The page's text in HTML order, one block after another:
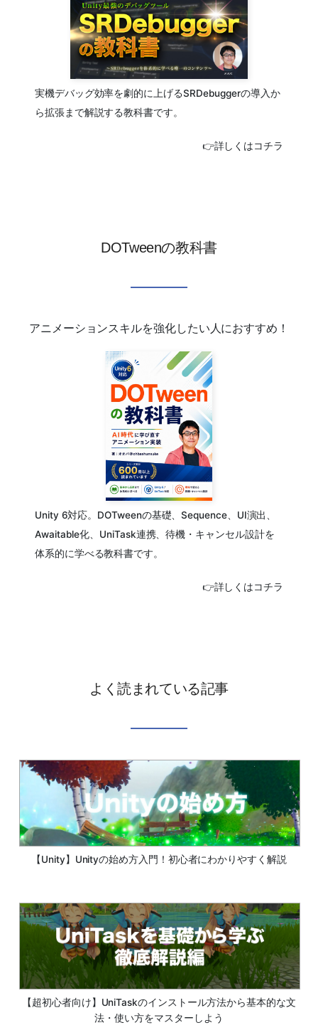
実機デバッグ効率を劇的に上げるSRDebuggerの導入か
ら拡張まで解説する教科書です。
👉詳しくはコチラ
DOTweenの教科書
アニメーションスキルを強化したい人におすすめ！
Unity 6対応。DOTweenの基礎、Sequence、UI演出、
Awaitable化、UniTask連携、待機・キャンセル設計を
体系的に学べる教科書です。
👉詳しくはコチラ
よく読まれている記事
【Unity】Unityの始め方入門！初心者にわかりやすく解説
【超初心者向け】UniTaskのインストール方法から基本的な文
法・使い方をマスターしよう